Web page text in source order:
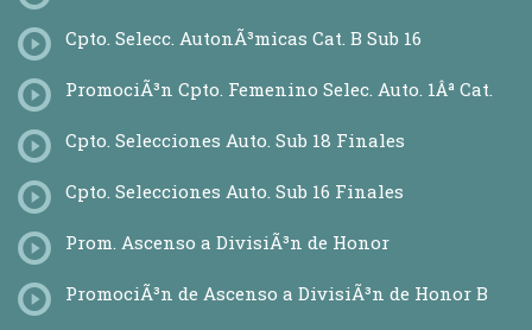
Cpto. Selecc. AutonÃ³micas Cat. B Sub 16
PromociÃ³n Cpto. Femenino Selec. Auto. 1Âª Cat.
Cpto. Selecciones Auto. Sub 18 Finales
Cpto. Selecciones Auto. Sub 16 Finales
Prom. Ascenso a DivisiÃ³n de Honor
PromociÃ³n de Ascenso a DivisiÃ³n de Honor B